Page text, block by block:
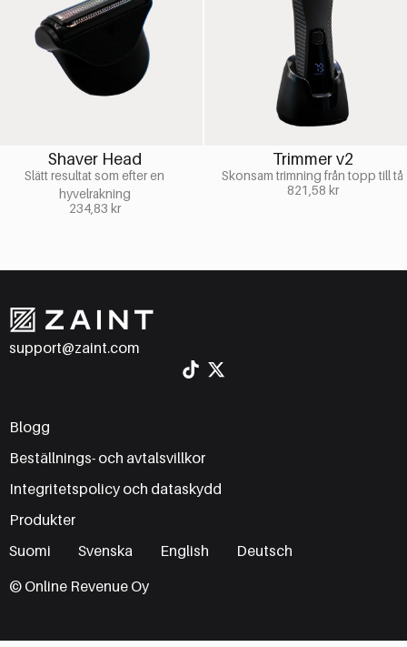
Shaver Head
Slätt resultat som efter en
hyvelrakning
234,83 kr
Trimmer v2
Skonsam trimning från topp till tå
821,58 kr
support@zaint.com
Blogg
Beställnings- och avtalsvillkor
Integritetspolicy och dataskydd
Produkter
Suomi
Svenska English
Deutsch
© Online Revenue Oy